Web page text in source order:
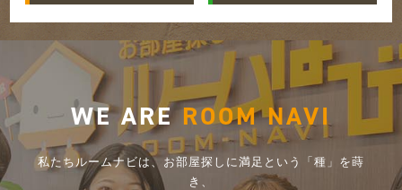
WE AREROOM NAVI
私たちルームナビは、お部屋探しに満足という「種」を蒔
き、